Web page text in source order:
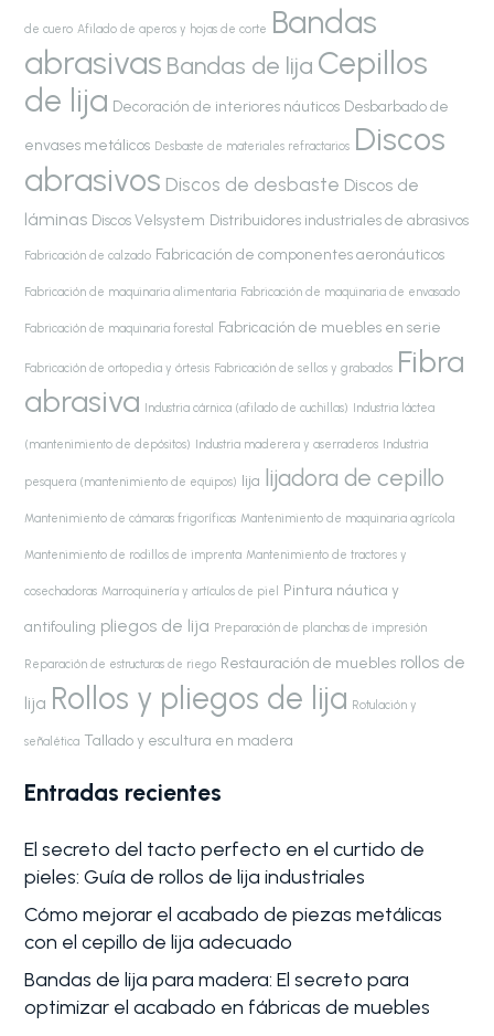
de cuero Afilado de aperos y hojas de corte Bandas
abrasivas Bandas de lija Cepillos
de lija Decoración de interiores náuticos Desbarbado de
envases metálicos Desbaste de materiales refractarios Discos
abrasivos Discos de desbaste Discos de
láminas Discos Velsystem Distribuidores industriales de abrasivos
Fabricación de calzado Fabricación de componentes aeronáuticos
Fabricación de maquinaria alimentaria Fabricación de maquinaria de envasado
Fabricación de maquinaria forestal Fabricación de muebles en serie
Fabricación de ortopedia y órtesis Fabricación de sellos y grabados Fibra
abrasiva Industria cárnica (afilado de cuchillas) Industria láctea
(mantenimiento de depósitos) Industria maderera y aserraderos Industria
pesquera (mantenimiento de equipos) lija lijadora de cepillo
Mantenimiento de cámaras frigoríficas Mantenimiento de maquinaria agrícola
Mantenimiento de rodillos de imprenta Mantenimiento de tractores y
cosechadoras Marroquinería y artículos de piel Pintura náutica y
antifouling pliegos de lija Preparación de planchas de impresión
Reparación de estructuras de riego Restauración de muebles rollos de
lija Rollos y pliegos de lija Rotulación y
señalética Tallado y escultura en madera
Entradas recientes
El secreto del tacto perfecto en el curtido de
pieles: Guía de rollos de lija industriales
Cómo mejorar el acabado de piezas metálicas
con el cepillo de lija adecuado
Bandas de lija para madera: El secreto para
optimizar el acabado en fábricas de muebles